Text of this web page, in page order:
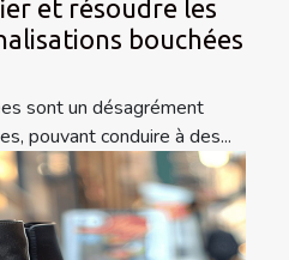
et résoudre les
bouchées
sont un désagrément
pouvant conduire à des...